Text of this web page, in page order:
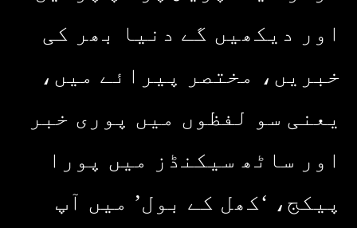
اور دیکھیں گے دنیا بھر کی
خبریں، مختصر پیرائے میں،
یعنی سو لفظوں میں پوری خبر
اور ساٹھ سیکنڈز میں پورا
پیکج، ‘کھل کے بول’ میں آپ